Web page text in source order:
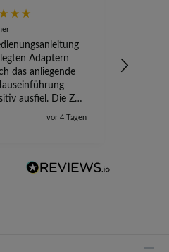
Adaptern
das anliegende
ausfiel. Die Zeit
ist jetzt vorbei,
vor 4 Tagen